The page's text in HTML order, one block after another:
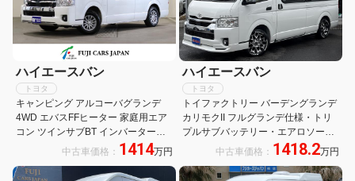
ハイエースバン
トヨタ
キャンピング アルコーバグランデ
4WD エバスFFヒーター 家庭用エア
コン ツインサブBT インバーター
1500W MAXFAN DC冷蔵庫 Sオーニ
動
中古車価格： 1414万円
ハイエースバン
トヨタ
トイファクトリー バーデングランデ
カリモクII フルグランデ仕様・トリ
プルサブバッテリー・エアロソーラ
ー・ダイキンエアコン・MAXXファ
ビ・FFヒーター・Fエアロ・レカロ
中古車価格： 1418.2万円